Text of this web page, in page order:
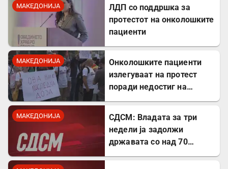
МАКЕДОНИЈА
ЛДП со поддршка за
протестот на онколошките
пациенти
МАКЕДОНИЈА
Онколошките пациенти
излегуваат на протест
поради недостиг на
МАКЕДОНИЈА
СДСМ: Владата за три
недели ја задолжи
државата со над 70